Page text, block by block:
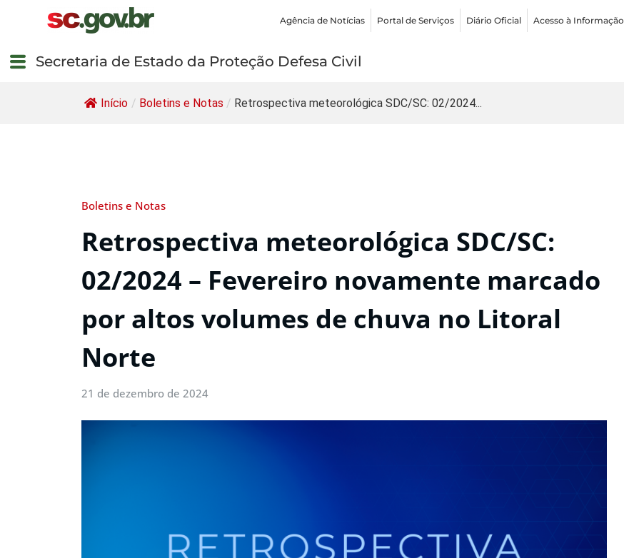
Agência de Notícias Portal de Serviços Diário Oficial Acesso à Informação
Secretaria de Estado da Proteção Defesa Civil
Início / Boletins e Notas / Retrospectiva meteorológica SDC/SC: 02/2024...
Boletins e Notas
Retrospectiva meteorológica SDC/SC:
02/2024 – Fevereiro novamente marcado
por altos volumes de chuva no Litoral
Norte
21 de dezembro de 2024